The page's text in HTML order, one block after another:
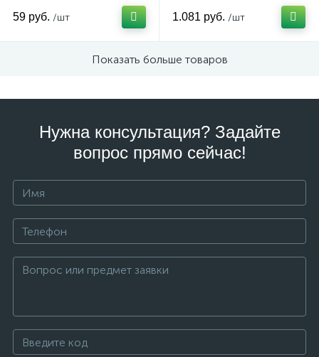
59 руб. /шт 1.081 руб. /шт
Показать больше товаров
Нужна консультация? Задайте
вопрос прямо сейчас!